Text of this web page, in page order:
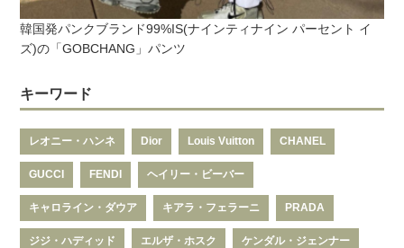
韓国発パンクブランド99%IS(ナインティナイン パーセント イ
ズ)の「GOBCHANG」パンツ
キーワード
レオニー・ハンネ Dior Louis Vuitton CHANEL
GUCCI FENDI ヘイリー・ビーバー
キャロライン・ダウア キアラ・フェラーニ PRADA
ジジ・ハディッド エルザ・ホスク ケンダル・ジェンナー